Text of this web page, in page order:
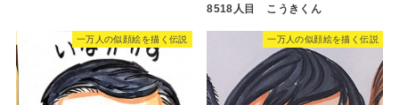
8518人目 こうきくん
一万人の似顔絵を描く伝説 一万人の似顔絵を描く伝説